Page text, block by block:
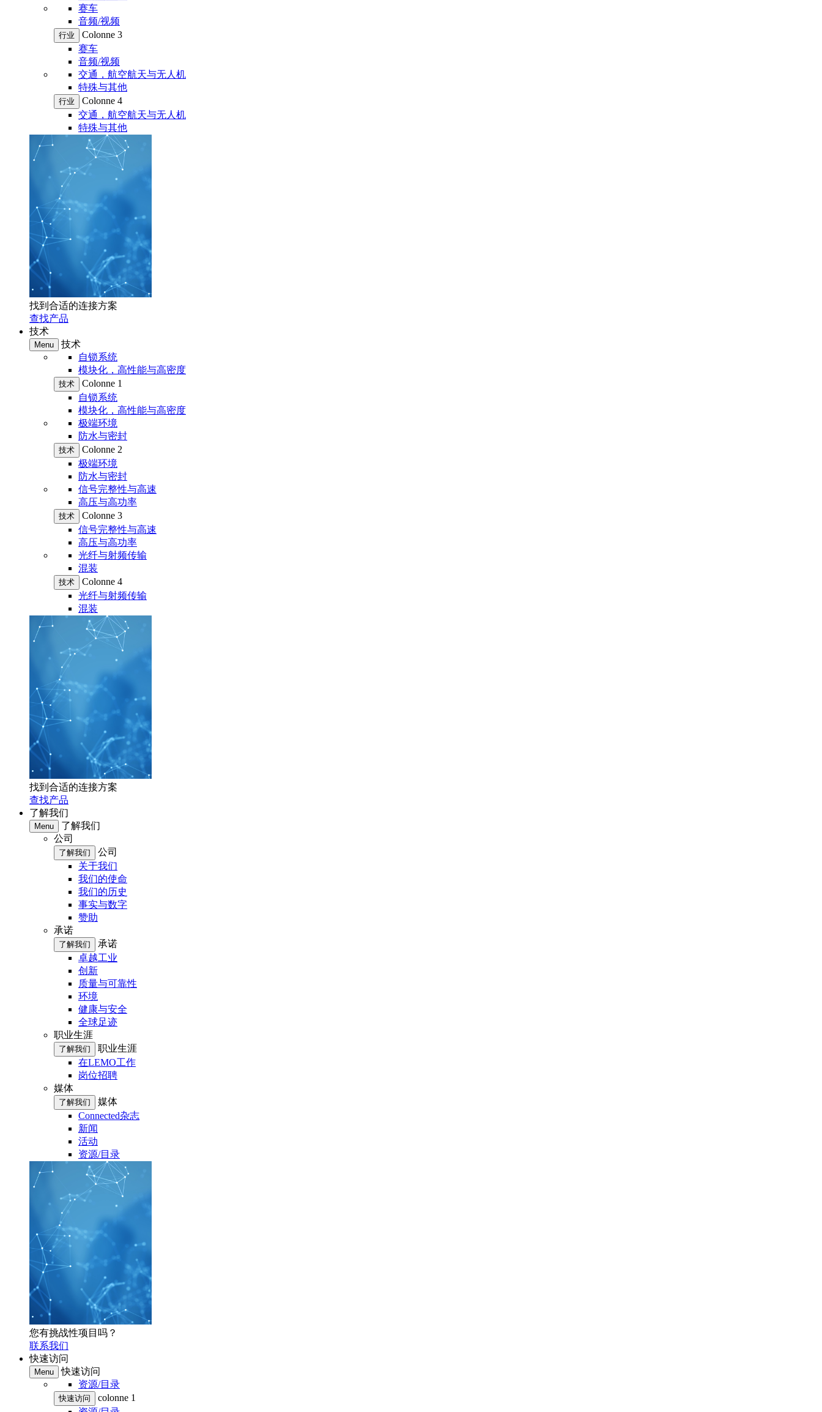
赛车
音频/视频
行业
Colonne 3
赛车
音频/视频
交通，航空航天与无人机
特殊与其他
行业
Colonne 4
交通，航空航天与无人机
特殊与其他
找到合适的连接方案
查找产品
技术
Menu
技术
自锁系统
模块化，高性能与高密度
技术
Colonne 1
自锁系统
模块化，高性能与高密度
极端环境
防水与密封
技术
Colonne 2
极端环境
防水与密封
信号完整性与高速
高压与高功率
技术
Colonne 3
信号完整性与高速
高压与高功率
光纤与射频传输
混装
技术
Colonne 4
光纤与射频传输
混装
找到合适的连接方案
查找产品
了解我们
Menu
了解我们
公司
了解我们
公司
关于我们
我们的使命
我们的历史
事实与数字
赞助
承诺
了解我们
承诺
卓越工业
创新
质量与可靠性
环境
健康与安全
全球足迹
职业生涯
了解我们
职业生涯
在LEMO工作
岗位招聘
媒体
了解我们
媒体
Connected杂志
新闻
活动
资源/目录
您有挑战性项目吗？
联系我们
快速访问
Menu
快速访问
资源/目录
快速访问
colonne 1